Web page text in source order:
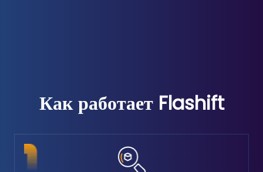
Как работает Flashift